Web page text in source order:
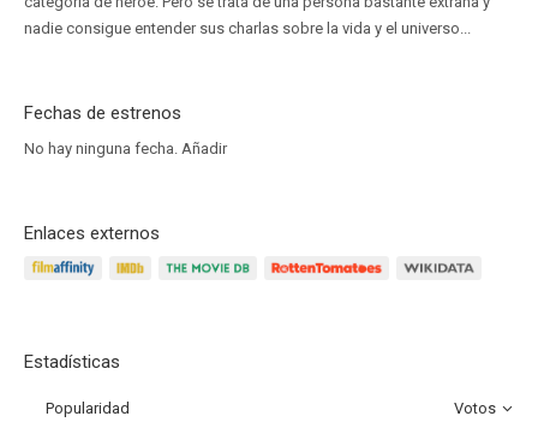
nadie consigue entender sus charlas sobre la vida y el universo...
Fechas de estrenos
No hay ninguna fecha. Añadir
Enlaces externos
Estadísticas
Popularidad Votos